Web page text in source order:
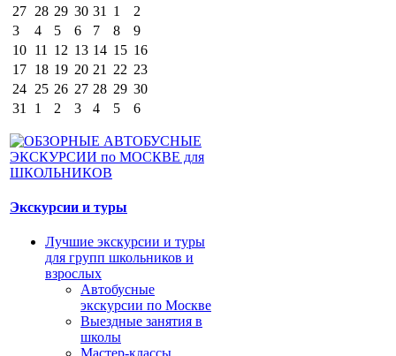
27 28 29 30 31 1
2
3
4 5 6 7 8
9
10 11 12 13 14 15 16
17 18 19 20 21 22 23
24 25 26 27 28 29 30
31
1 2 3 4 5 6
Экскурсии и туры
Лучшие экскурсии и туры
для групп школьников и
взрослых
Автобусные
экскурсии по Москве
Выездные занятия в
школы
Мастер-классы